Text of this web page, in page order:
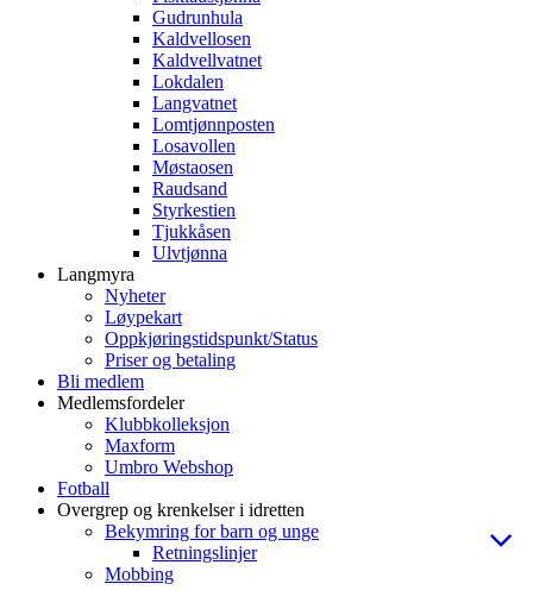
Gudrunhula
Kaldvellosen
Kaldvellvatnet
Lokdalen
Langvatnet
Lomtjønnposten
Losavollen
Møstaosen
Raudsand
Styrkestien
Tjukkåsen
Ulvtjønna
Langmyra
Nyheter
Løypekart
Oppkjøringstidspunkt/Status
Priser og betaling
Bli medlem
Medlemsfordeler
Klubbkolleksjon
Maxform
Umbro Webshop
Fotball
Overgrep og krenkelser i idretten
Bekymring for barn og unge
Retningslinjer
Mobbing